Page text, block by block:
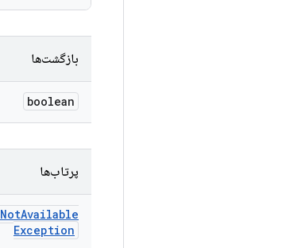
بازگشت‌ها
boolean
پرتاب‌ها
NotAvailable
Exception